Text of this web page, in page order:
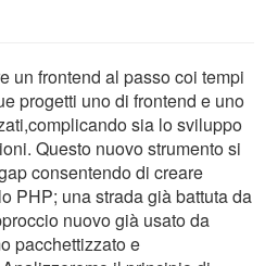
un frontend al passo coi tempi
progetti uno di frontend e uno
sia lo sviluppo
Questo nuovo strumento si
consentendo di creare
PHP; una strada già battuta da
nuovo già usato da
pacchettizzato e